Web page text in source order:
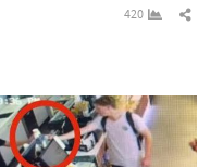
420